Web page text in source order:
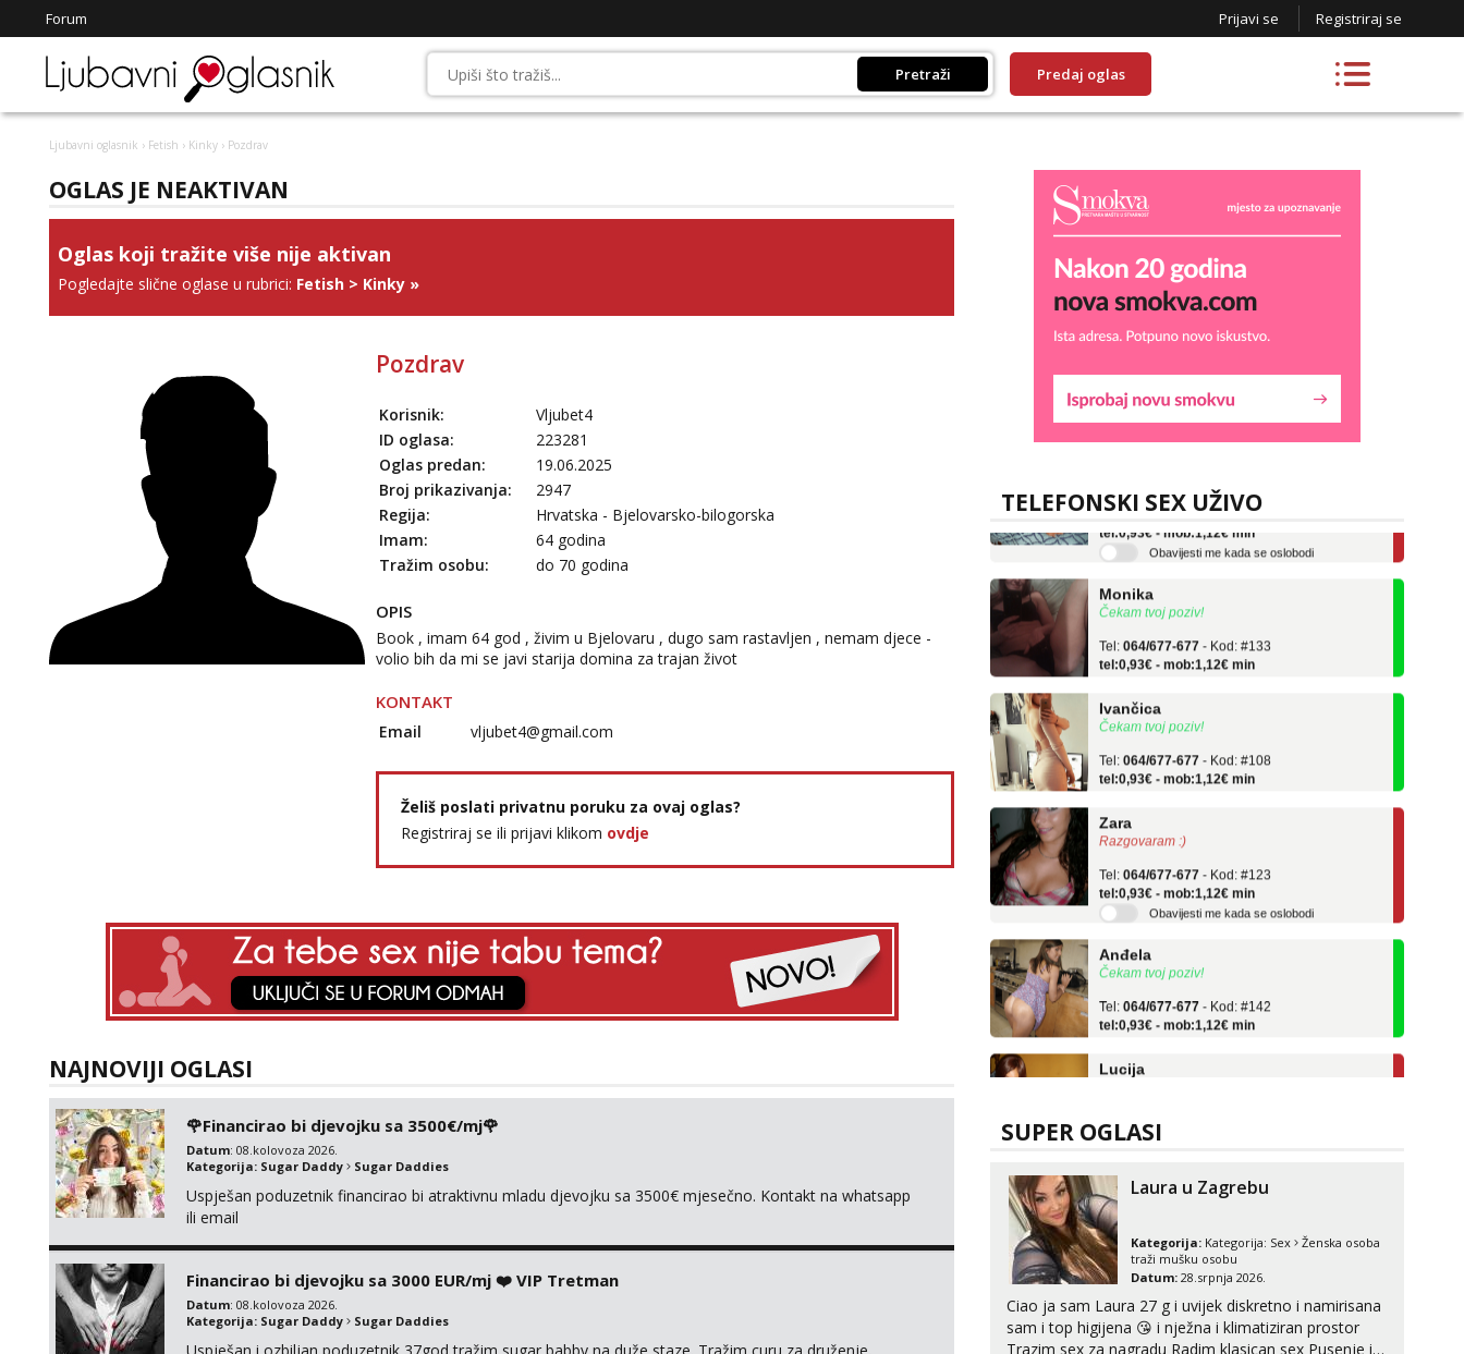
Forum Prijavi se Registriraj se
Pretraži Predaj oglas
Ljubavni oglasnik › Fetish › Kinky › Pozdrav
OGLAS JE NEAKTIVAN
Oglas koji tražite više nije aktivan
Pogledajte slične oglase u rubrici: Fetish > Kinky »
Pozdrav
Korisnik:
Vljubet4
ID oglasa:
223281
Oglas predan:
19.06.2025
Broj prikazivanja:
2947
Regija:
Hrvatska - Bjelovarsko-bilogorska
Imam:
64 godina
Tražim osobu:
do 70 godina
OPIS
Book , imam 64 god , živim u Bjelovaru , dugo sam rastavljen , nemam djece -
volio bih da mi se javi starija domina za trajan život
KONTAKT
Email vljubet4@gmail.com
Želiš poslati privatnu poruku za ovaj oglas?
Registriraj se ili prijavi klikom ovdje
NAJNOVIJI OGLASI
🌹Financirao bi djevojku sa 3500€/mj🌹
Datum: 08.kolovoza 2026.
Kategorija: Sugar Daddy Sugar Daddies
Uspješan poduzetnik financirao bi atraktivnu mladu djevojku sa 3500€ mjesečno. Kontakt na whatsapp
ili email
Financirao bi djevojku sa 3000 EUR/mj ❤️ VIP Tretman
Datum: 08.kolovoza 2026.
Kategorija: Sugar Daddy Sugar Daddies
TELEFONSKI SEX UŽIVO
Lucija
Tel:064/677-677 - Kod: #136
tel:0,93€ - mob:1,12€ min
Obavijesti me kada se oslobodi
Čekam tvoj poziv!
tel:0,93€ - mob:1,12€ min
Čekam tvoj poziv!
tel:0,93€ - mob:1,12€ min
Razgovaram :)
tel:0,93€ - mob:1,12€ min
Obavijesti me kada se oslobodi
Čekam tvoj poziv!
tel:0,93€ - mob:1,12€ min
Razgovaram :)
tel:0,93€ - mob:1,12€ min
Obavijesti me kada se oslobodi
Monika
Čekam tvoj poziv!
Tel: 064/677-677
- Kod: #133
tel:0,93€ - mob:1,12€ min
Ivančica
Čekam tvoj poziv!
Tel:064/677-677- Kod: #108
SUPER OGLASI
Laura u Zagrebu
Kategorija: Kategorija: Sex
Ženska osoba
traži mušku osobu
Datum: 28.srpnja 2026.
Ciao ja sam Laura 27 g i uvijek diskretno i namirisana
sam i top higijena 😘 i nježna i klimatiziran prostor
Trazim sex za nagradu Radim klasican sex Pusenje i